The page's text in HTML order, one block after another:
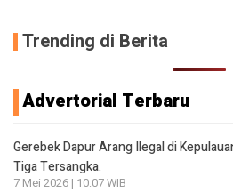
Trending di Berita
Advertorial Terbaru
Gerebek Dapur Arang Ilegal di
Tiga Tersangka.
7 Mei 2026 | 10:07 WIB